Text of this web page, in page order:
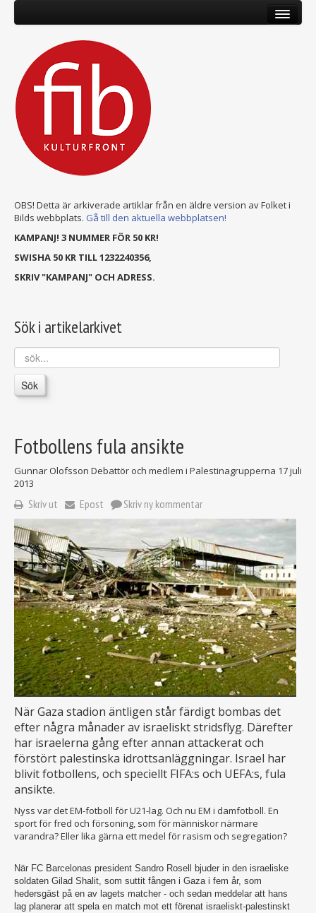
OBS! Detta är arkiverade artiklar från en äldre version av Folket i
Bilds webbplats. Gå till den aktuella webbplatsen!
KAMPANJ! 3 NUMMER FÖR 50 KR!
SWISHA 50 KR TILL 1232240356,
SKRIV "KAMPANJ" OCH ADRESS.
Sök i artikelarkivet
sök...
Sök
Fotbollens fula ansikte
Gunnar Olofsson Debattör och medlem i Palestinagrupperna 17 juli
2013
Skriv ut Epost Skriv ny kommentar
När Gaza stadion äntligen står färdigt bombas det
efter några månader av israeliskt stridsflyg. Därefter
har israelerna gång efter annan attackerat och
förstört palestinska idrottsanläggningar. Israel har
blivit fotbollens, och speciellt FIFA:s och UEFA:s, fula
ansikte.
Nyss var det EM-fotboll för U21-lag. Och nu EM i damfotboll. En
sport för fred och försoning, som för människor närmare
varandra? Eller lika gärna ett medel för rasism och segregation?
När FC Barcelonas president Sandro Rosell bjuder in den israeliske
soldaten Gilad Shalit, som suttit fången i Gaza i fem år, som
hedersgäst på en av lagets matcher - och sedan meddelar att hans
lag planerar att spela en match mot ett förenat israeliskt-palestinskt